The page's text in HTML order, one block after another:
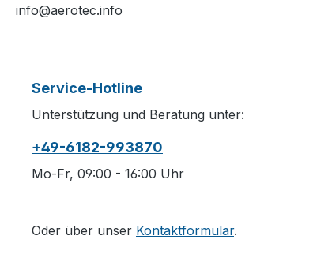
info@aerotec.info
Service-Hotline
Unterstützung und Beratung unter:
+49-6182-993870
Mo-Fr, 09:00 - 16:00 Uhr
Oder über unser Kontaktformular.